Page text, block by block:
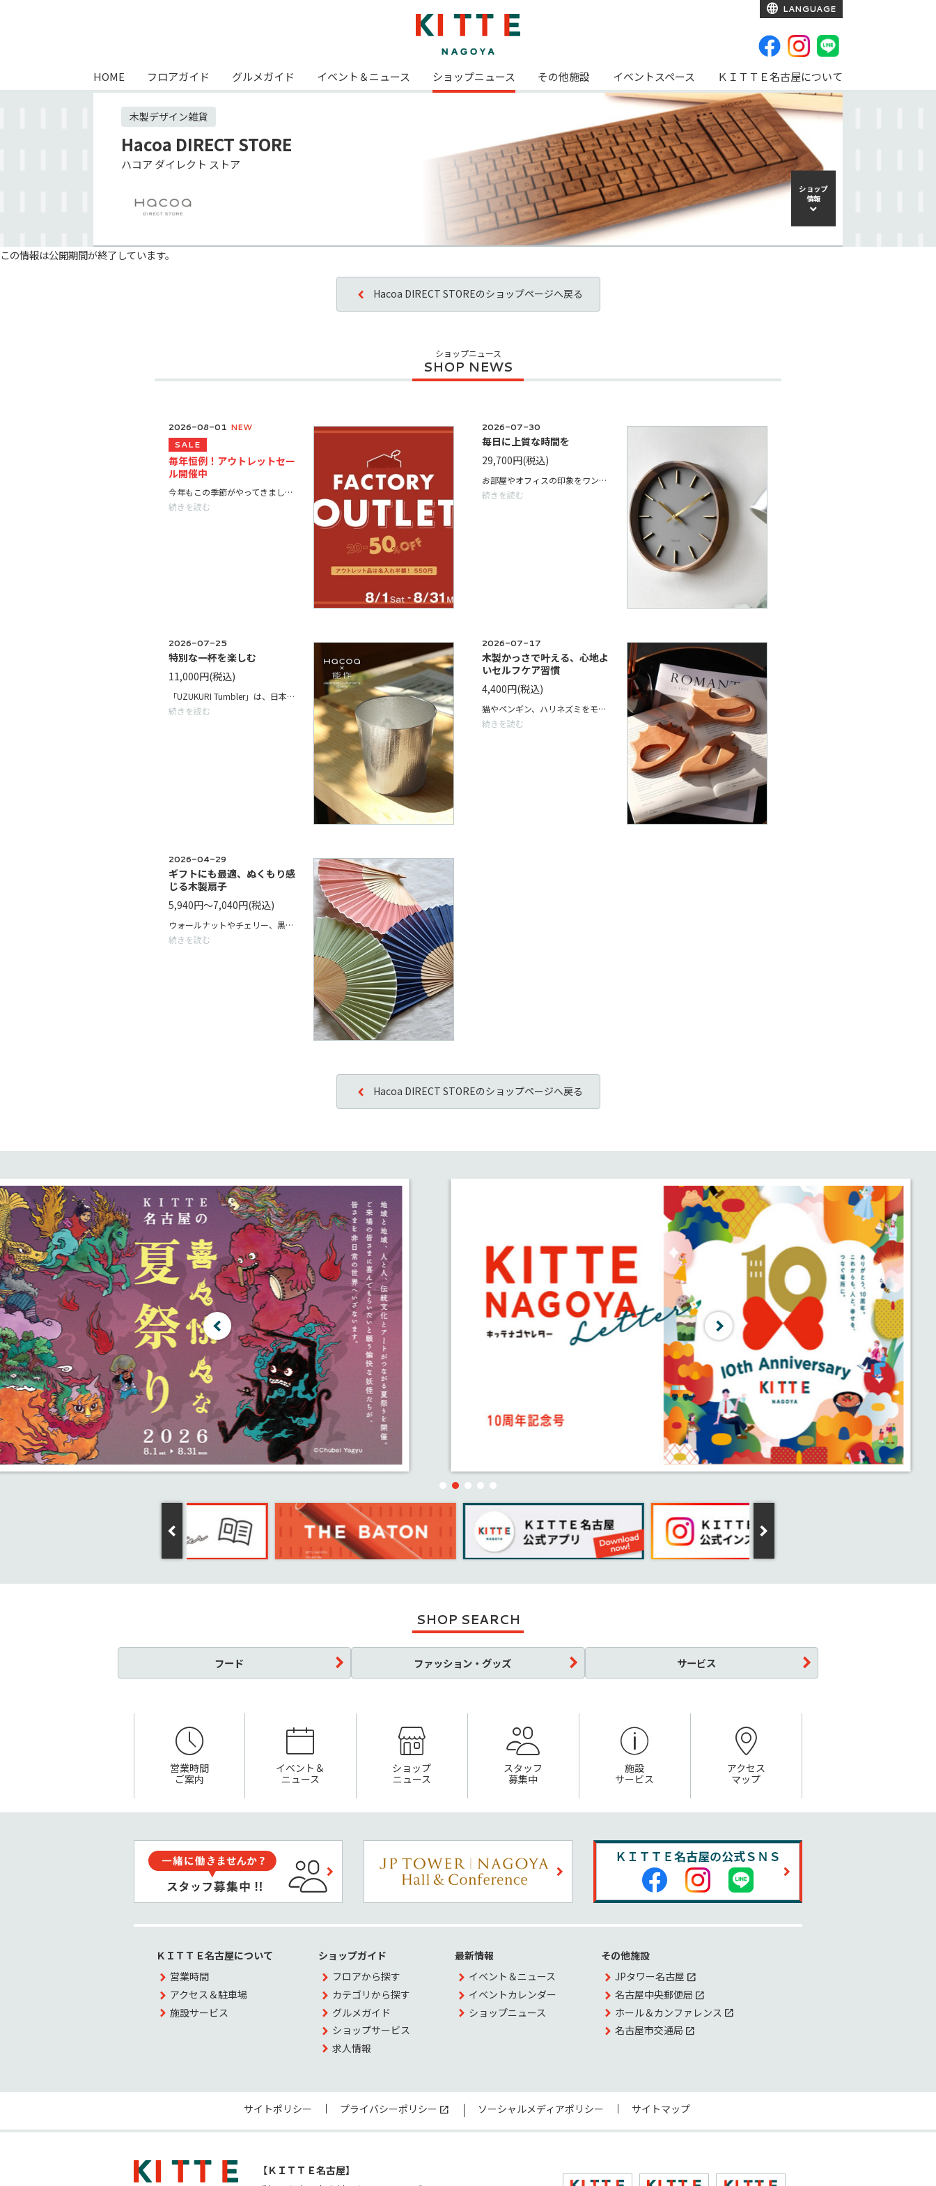
LANGUAGE
HOME フロアガイド グルメガイド イベント＆ニュース ショップニュース その他施設 イベントスペース ＫＩＴＴＥ名古屋について
木製デザイン雑貨
Hacoa DIRECT STORE
ハコア ダイレクト ストア
ショップ
情報
この情報は公開期間が終了しています。
Hacoa DIRECT STOREのショップページへ戻る
ショップニュース
2026-08-01 NEW
SALE
毎年恒例！アウトレットセー
ル開催中
今年もこの季節がやってきました！ 毎年ご好評いただいているアウトレットセールを開催いたします。 期間中は、アウトレット商品をお得な価格で多数ご用意！ 在庫が無くなり次第終了となりますので、ぜひお早めにご来店ください。 開催期間 8月1日（土）～8月31日（月） 欲しかったあの商品や掘り出し物に出会えるチャンス！ 皆さまのご来店を心よりお待ちしております。
続きを読む
2026-07-30
毎日に上質な時間を
29,700円(税込)
お部屋やオフィスの印象をワンランクアップしたい方には、「Frame Clock Circle」がおすすめです。北欧風やナチュラルテイストのインテリアはもちろん、オフィスや店舗の空間づくりにもぴったりです。また、引越し祝いや新築祝い、開店祝いなど、大切な方へのギフトとしても人気があります。
続きを読む
2026-07-25
特別な一杯を楽しむ
11,000円(税込)
「UZUKURI Tumbler」は、日本の伝統技法「浮造り（うづくり）」によって生まれた木の美しい年輪を、錫（すず）100％のタンブラーに写し込んだ、こだわりの酒器です。錫は飲み物をまろやかな口当たりにすると言われており、お酒をじっくり楽しみたい方にもぴったりです。容量は約350ccで、ビールや日本酒など、こだわりのお酒を楽しむ酒器として活躍します。木の年輪を錫に写し込んだ、世界にひとつのような美しい表情。伝統技法と職人の技が生み出す「UZUKURI Tumbler」で、いつもの一杯を特別な時間にしてみませんか？
続きを読む
2026-07-17
木製かっさで叶える、心地よ
いセルフケア習慣
4,400円(税込)
猫やペンギン、ハリネズミをモチーフにしたデザインは握りやすく、顔まわりから首、肩、腕、脚まで幅広く使用できます。 忙しい毎日の中でも、ほんの数分のセルフケア時間が心と身体をリフレッシュさせてくれます。 毎日のセルフケアを少し贅沢な時間に変える木製かっさを、ぜひ店頭でお試しください。
続きを読む
2026-04-29
ギフトにも最適、ぬくもり感
じる木製扇子
5,940円～7,040円(税込)
ウォールナットやチェリー、黒檀といった銘木を親骨に使用し、一つひとつ異なる美しい木目が上質な存在感を演出します。 カラーは5色からお選びいただけ、専用袋付きなので持ち運びにも便利です。 シンプルで飽きのこないデザインは年齢や性別を問わず長くご愛用いただけます。 レーザー刻印で名前やメッセージなどを入れられるので、大切な方への贈り物としても最適です。
続きを読む
Hacoa DIRECT STOREのショップページへ戻る
SHOP SEARCH
フード ファッション・グッズ サービス
営業時間
ご案内
イベント＆
ニュース
ショップ
ニュース
スタッフ
募集中
施設
サービス
アクセス
マップ
ＫＩＴＴＥ名古屋について
営業時間
アクセス＆駐車場
施設サービス
ショップガイド
フロアから探す
カテゴリから探す
グルメガイド
ショップサービス
求人情報
最新情報
イベント＆ニュース
イベントカレンダー
ショップニュース
その他施設
JPタワー名古屋
名古屋中央郵便局
ホール＆カンファレンス
名古屋市交通局
サイトポリシー プライバシーポリシー ソーシャルメディアポリシー サイトマップ
【ＫＩＴＴＥ名古屋】